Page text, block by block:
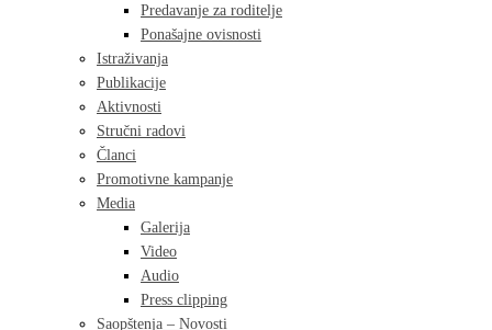
Predavanje za roditelje
Ponašajne ovisnosti
Istraživanja
Publikacije
Aktivnosti
Stručni radovi
Članci
Promotivne kampanje
Media
Galerija
Video
Audio
Press clipping
Saopštenja – Novosti